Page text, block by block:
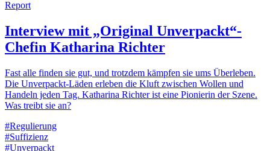
Report
Interview mit „Original Unverpackt“-
Chefin Katharina Richter
Fast alle finden sie gut, und trotzdem kämpfen sie ums Überleben.
Die Unverpackt-Läden erleben die Kluft zwischen Wollen und
Handeln jeden Tag. Katharina Richter ist eine Pionierin der Szene.
Was treibt sie an?
#Regulierung
#Suffizienz
#Unverpackt